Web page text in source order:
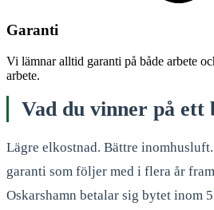
Garanti
Vi lämnar alltid garanti på både arbete
arbete.
Vad du vinner på ett
Lägre elkostnad. Bättre
garanti som följer med i flera år
Oskarshamn betalar sig bytet inom